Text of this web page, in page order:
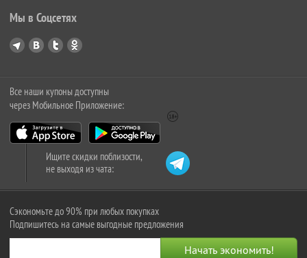
Мы в Соцсетях
Все наши купоны доступны
через Мобильное Приложение:
Ищите скидки поблизости,
не выходя из чата:
Сэкономьте до 90% при любых покупках
Подпишитесь на самые выгодные предложения